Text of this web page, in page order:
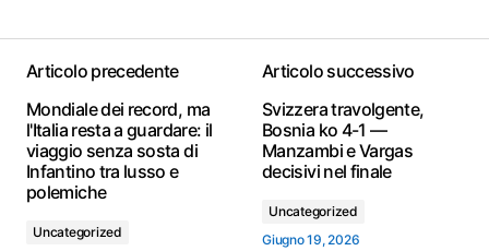
Articolo precedente
Mondiale dei record, ma
l'Italia resta a guardare: il
viaggio senza sosta di
Infantino tra lusso e
polemiche
Uncategorized
Articolo successivo
Svizzera travolgente,
Bosnia ko 4-1 —
Manzambi e Vargas
decisivi nel finale
Uncategorized
Giugno 19, 2026